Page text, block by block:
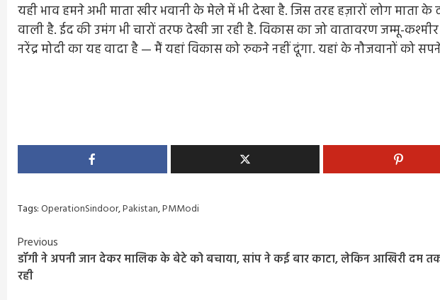
यही भाव हमने अभी माता खीर भवानी के मेले में भी देखा है. जिस तरह हज़ारों लोग माता
वाली है. ईद की उमंग भी चारों तरफ देखी जा रही है. विकास का जो वातावरण जम्मू-
नरेंद्र मोदी का यह वादा है — मैं यहां विकास को रुकने नहीं दूंगा. यहां के नौजवानों को
Tags:OperationSindoor,Pakistan,PMModi
Continue
Reading
Previous
डॉगी ने अपनी जान देकर मालिक के बेटे को बचाया, सांप ने कई बार काटा, लेकिन आखिरी दम
रही